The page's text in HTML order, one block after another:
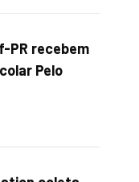
PR recebem
Pelo